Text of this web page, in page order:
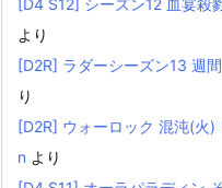
より
[D2R] ラダーシーズン13 週
り
[D2R] ウォーロック 混沌(火)
n より